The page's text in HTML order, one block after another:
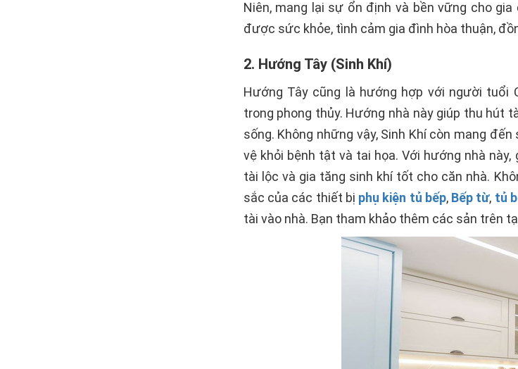
Niên, mang lại sự ổn định và bền vững cho
được sức khỏe, tình cảm gia đình hòa thuận,
2. Hướng Tây (Sinh Khí)
Hướng Tây cũng là hướng hợp với người tuổi
trong phong thủy. Hướng nhà này giúp thu hút
sống. Không những vậy, Sinh Khí còn mang
vệ khỏi bệnh tật và tai họa. Với hướng nhà
tài lộc và gia tăng sinh khí tốt cho căn nhà.
sắc của các thiết bị phụ kiện tủ bếp, Bếp từ, tủ
tài vào nhà. Bạn tham khảo thêm các sản trên